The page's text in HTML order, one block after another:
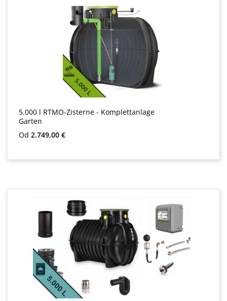
5.000 l RTMO-Zisterne - Komplettanlage
Garten
Redna cena:
Od 2.749,00 €